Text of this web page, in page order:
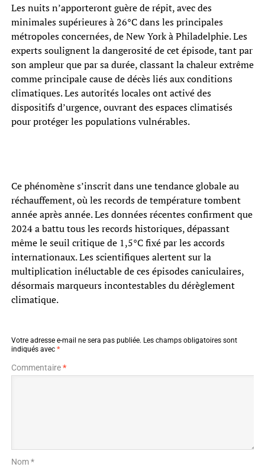
Les nuits n’apporteront guère de répit, avec des
minimales supérieures à 26°C dans les principales
métropoles concernées, de New York à Philadelphie. Les
experts soulignent la dangerosité de cet épisode, tant par
son ampleur que par sa durée, classant la chaleur extrême
comme principale cause de décès liés aux conditions
climatiques. Les autorités locales ont activé des
dispositifs d’urgence, ouvrant des espaces climatisés
pour protéger les populations vulnérables.
Ce phénomène s’inscrit dans une tendance globale au
réchauffement, où les records de température tombent
année après année. Les données récentes confirment que
2024 a battu tous les records historiques, dépassant
même le seuil critique de 1,5°C fixé par les accords
internationaux. Les scientifiques alertent sur la
multiplication inéluctable de ces épisodes caniculaires,
désormais marqueurs incontestables du dérèglement
climatique.
Votre adresse e-mail ne sera pas publiée. Les champs obligatoires sont
indiqués avec *
Commentaire*
Nom *